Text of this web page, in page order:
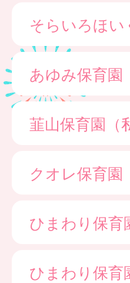
そらいろほい
あゆみ保育園
韮山保育園（
クオレ保育園
ひまわり保育
ひまわり保育